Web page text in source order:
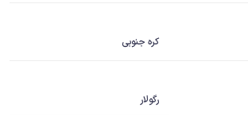
کره جنوبی
رگولار